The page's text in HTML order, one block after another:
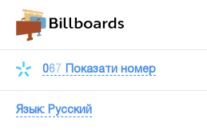
067 Показати номер
Язык: Русский